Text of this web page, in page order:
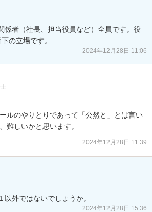
係者（社長、担当役員など）全員です。役
の立場です。
2024年12月28日 11:06
ルのやりとりであって「公然と」とは言い
難しいかと思います。
2024年12月28日 11:39
以外ではないでしょうか。
2024年12月28日 15:36